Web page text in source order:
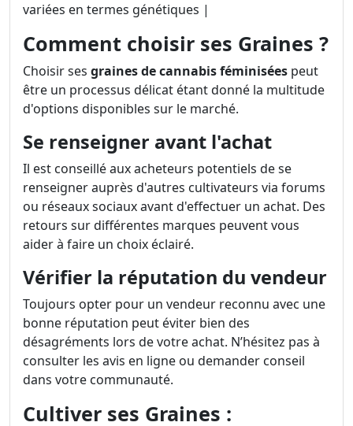
variées en termes génétiques |
Comment choisir ses Graines ?
Choisir ses graines de cannabis féminisées peut
être un processus délicat étant donné la multitude
d'options disponibles sur le marché.
Se renseigner avant l'achat
Il est conseillé aux acheteurs potentiels de se
renseigner auprès d'autres cultivateurs via forums
ou réseaux sociaux avant d'effectuer un achat. Des
retours sur différentes marques peuvent vous
aider à faire un choix éclairé.
Vérifier la réputation du vendeur
Toujours opter pour un vendeur reconnu avec une
bonne réputation peut éviter bien des
désagréments lors de votre achat. N’hésitez pas à
consulter les avis en ligne ou demander conseil
dans votre communauté.
Cultiver ses Graines :